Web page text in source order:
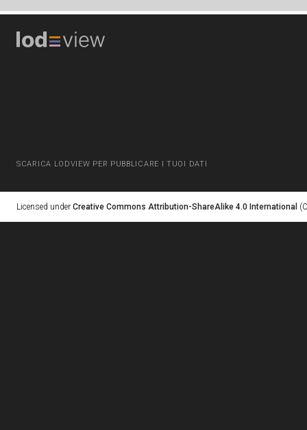
SCARICA LODVIEW PER PUBBLICARE I TUOI DATI
Licensed under Creative Commons Attribution-ShareAlike 4.0 International